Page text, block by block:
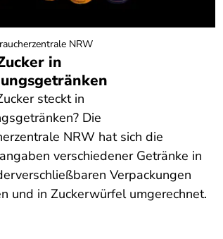
in
steckt in
Die
NRW hat sich die
verschiedener Getränke in
Verpackungen
und in Zuckerwürfel umgerechnet.
NRW